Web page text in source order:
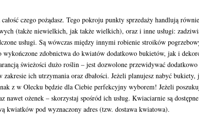
czego pożądasz. Tego pokroju punkty sprzedaży handlują
(także niewielkich, jak także wielkich), oraz i inne usługi:
usługi. Są wówczas między innymi robienie stroików
zdobnictwa do kwiatów dodatkowo bukietów, jak i
świeżości dużo roślin – jest dozwolone przewidywać
ich utrzymania oraz dbałości. Jeżeli planujesz nabyć
z w Olecku będzie dla Ciebie perfekcyjny wyborem! Jeżeli
nawet ożenek – skorzystaj spośród ich usług. Kwiaciarnie są
kwiatków pod wyznaczony adres (tzw. dostawa kwiatowa).